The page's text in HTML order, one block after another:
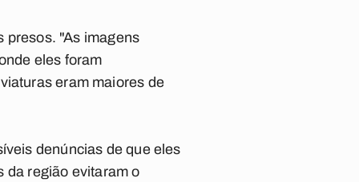
presos. "As imagens
eles foram
eram maiores de
denúncias de que eles
da região evitaram o